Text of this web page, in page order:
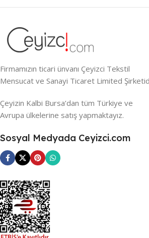
Firmamızın ticari ünvanı Çeyizci Tekstil
Mensucat ve Sanayi Ticaret Limited
Çeyizin Kalbi Bursa’dan tüm Türkiye ve
Avrupa ülkelerine satış yapmaktayız.
Sosyal Medyada Ceyizci.com